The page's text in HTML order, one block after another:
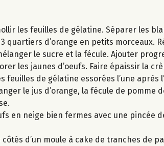
les feuilles de gélatine. Séparer les
quartiers d’orange en petits morceaux.
le sucre et la fécule. Ajouter
les jaunes d’oeufs. Faire épaissir la
feuilles de gélatine essorées l’une
le jus d’orange, la fécule de
en neige bien fermes avec une pincée
d’un moule à cake de tranches de